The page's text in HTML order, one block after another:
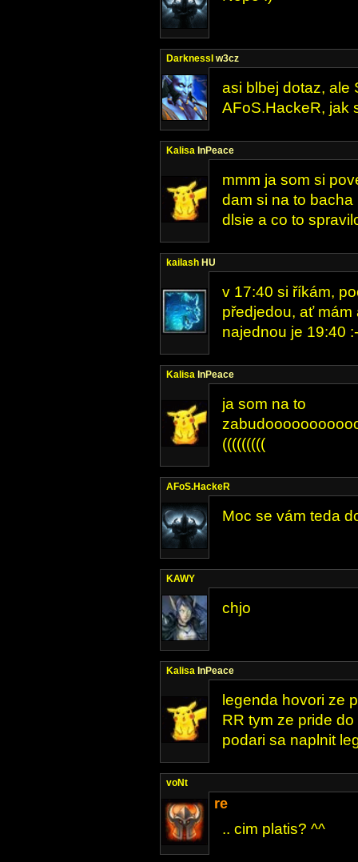
DarknessI w3cz
asi blbej dotaz, ale
AFoS.HackeR, jak
Kalisa InPeace
mmm ja som si
dam si na to
dlsie a co to
kailash HU
v 17:40 si říkám,
předjedou, ať mám
najednou je 19:40
Kalisa InPeace
ja som na to
(((((((((
AFoS.HackeR
Moc se vám teda
KAWY
chjo
Kalisa InPeace
legenda hovori ze
RR tym ze pride do
podari sa naplnit
voNt
re
.. cim platis? ^^